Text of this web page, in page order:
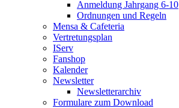
Anmeldung Jahrgang 6-10
Ordnungen und Regeln
Mensa & Cafeteria
Vertretungsplan
IServ
Fanshop
Kalender
Newsletter
Newsletterarchiv
Formulare zum Download